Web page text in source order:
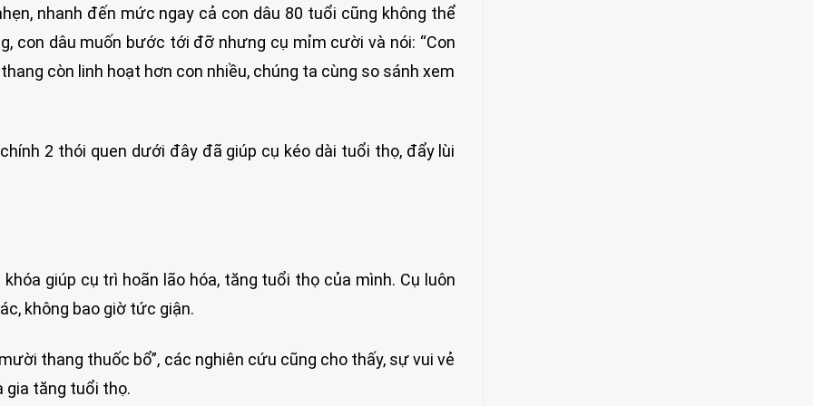
nhanh đến mức ngay cả con dâu 80 tuổi cũng không thể
con dâu muốn bước tới đỡ nhưng cụ mỉm cười và nói: “Con
còn linh hoạt hơn con nhiều, chúng ta cùng so sánh xem
2 thói quen dưới đây đã giúp cụ kéo dài tuổi thọ, đẩy lùi
giúp cụ trì hoãn lão hóa, tăng tuổi thọ của mình. Cụ luôn
không bao giờ tức giận.
thang thuốc bổ”, các nghiên cứu cũng cho thấy, sự vui vẻ
gia tăng tuổi thọ.